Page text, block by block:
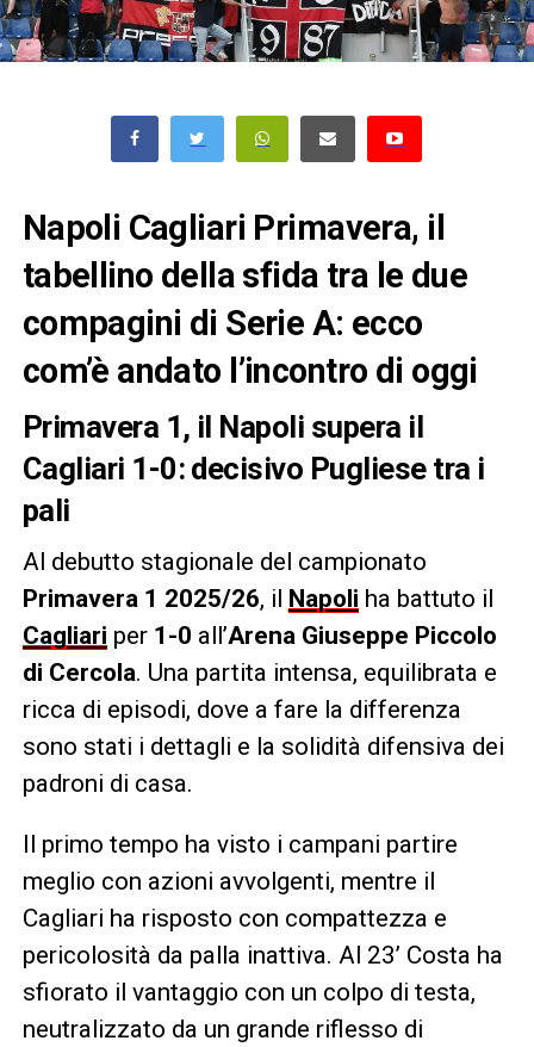
Napoli Cagliari Primavera, il
tabellino della sfida tra le due
compagini di Serie A: ecco
com’è andato l’incontro di oggi
Primavera 1, il Napoli supera il
Cagliari 1-0: decisivo Pugliese tra i
pali
Al debutto stagionale del campionato
Primavera 1 2025/26, il Napoli ha battuto il
Cagliari per 1-0 all’Arena Giuseppe Piccolo
di Cercola. Una partita intensa, equilibrata e
ricca di episodi, dove a fare la differenza
sono stati i dettagli e la solidità difensiva dei
padroni di casa.
Il primo tempo ha visto i campani partire
meglio con azioni avvolgenti, mentre il
Cagliari ha risposto con compattezza e
pericolosità da palla inattiva. Al 23’ Costa ha
sfiorato il vantaggio con un colpo di testa,
neutralizzato da un grande riflesso di